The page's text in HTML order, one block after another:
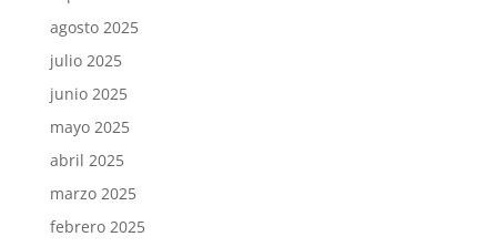
agosto 2025
julio 2025
junio 2025
mayo 2025
abril 2025
marzo 2025
febrero 2025